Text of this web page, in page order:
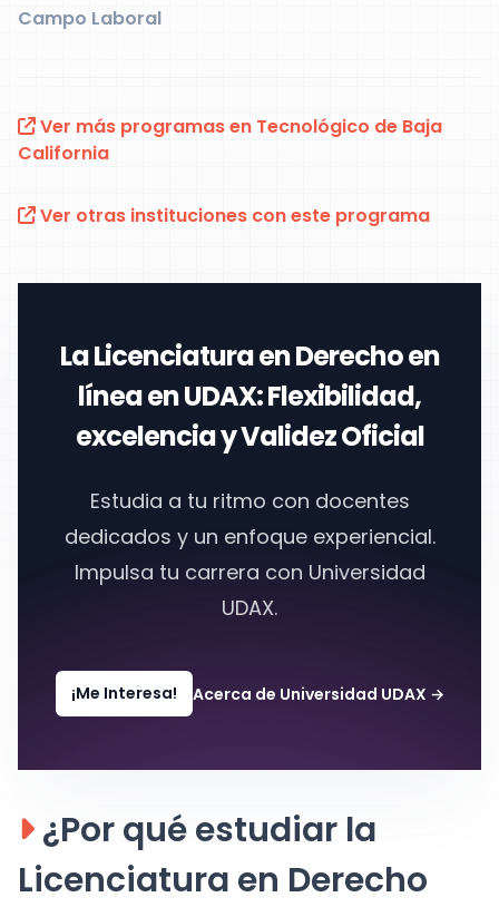
Campo Laboral
Ver más programas en Tecnológico de Baja
California
Ver otras instituciones con este programa
LaLicenciatura en Derecho en
líneaenUDAX: Flexibilidad,
excelencia y Validez Oficial
Estudia a tu ritmo con docentes
dedicados y un enfoque experiencial.
Impulsa tu carrera con Universidad
UDAX.
¡Me Interesa! Acerca de Universidad UDAX →
¿Por qué estudiar la
Licenciatura en Derecho